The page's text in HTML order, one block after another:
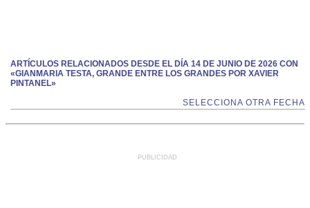
ARTÍCULOS RELACIONADOS DESDE EL DÍA 14 DE JUNIO DE 2026 CON
«GIANMARIA TESTA, GRANDE ENTRE LOS GRANDES POR XAVIER
PINTANEL»
SELECCIONA OTRA FECHA
PUBLICIDAD